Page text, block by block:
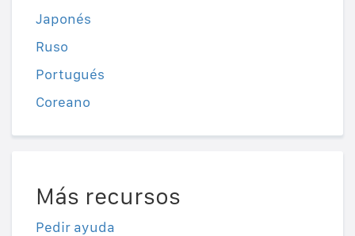
Japonés
Ruso
Portugués
Coreano
Más recursos
Pedir ayuda